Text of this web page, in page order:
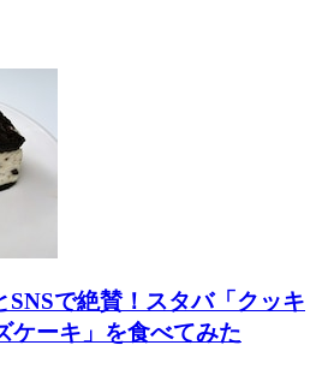
SNSで絶賛！スタバ「クッキ
ケーキ」を食べてみた